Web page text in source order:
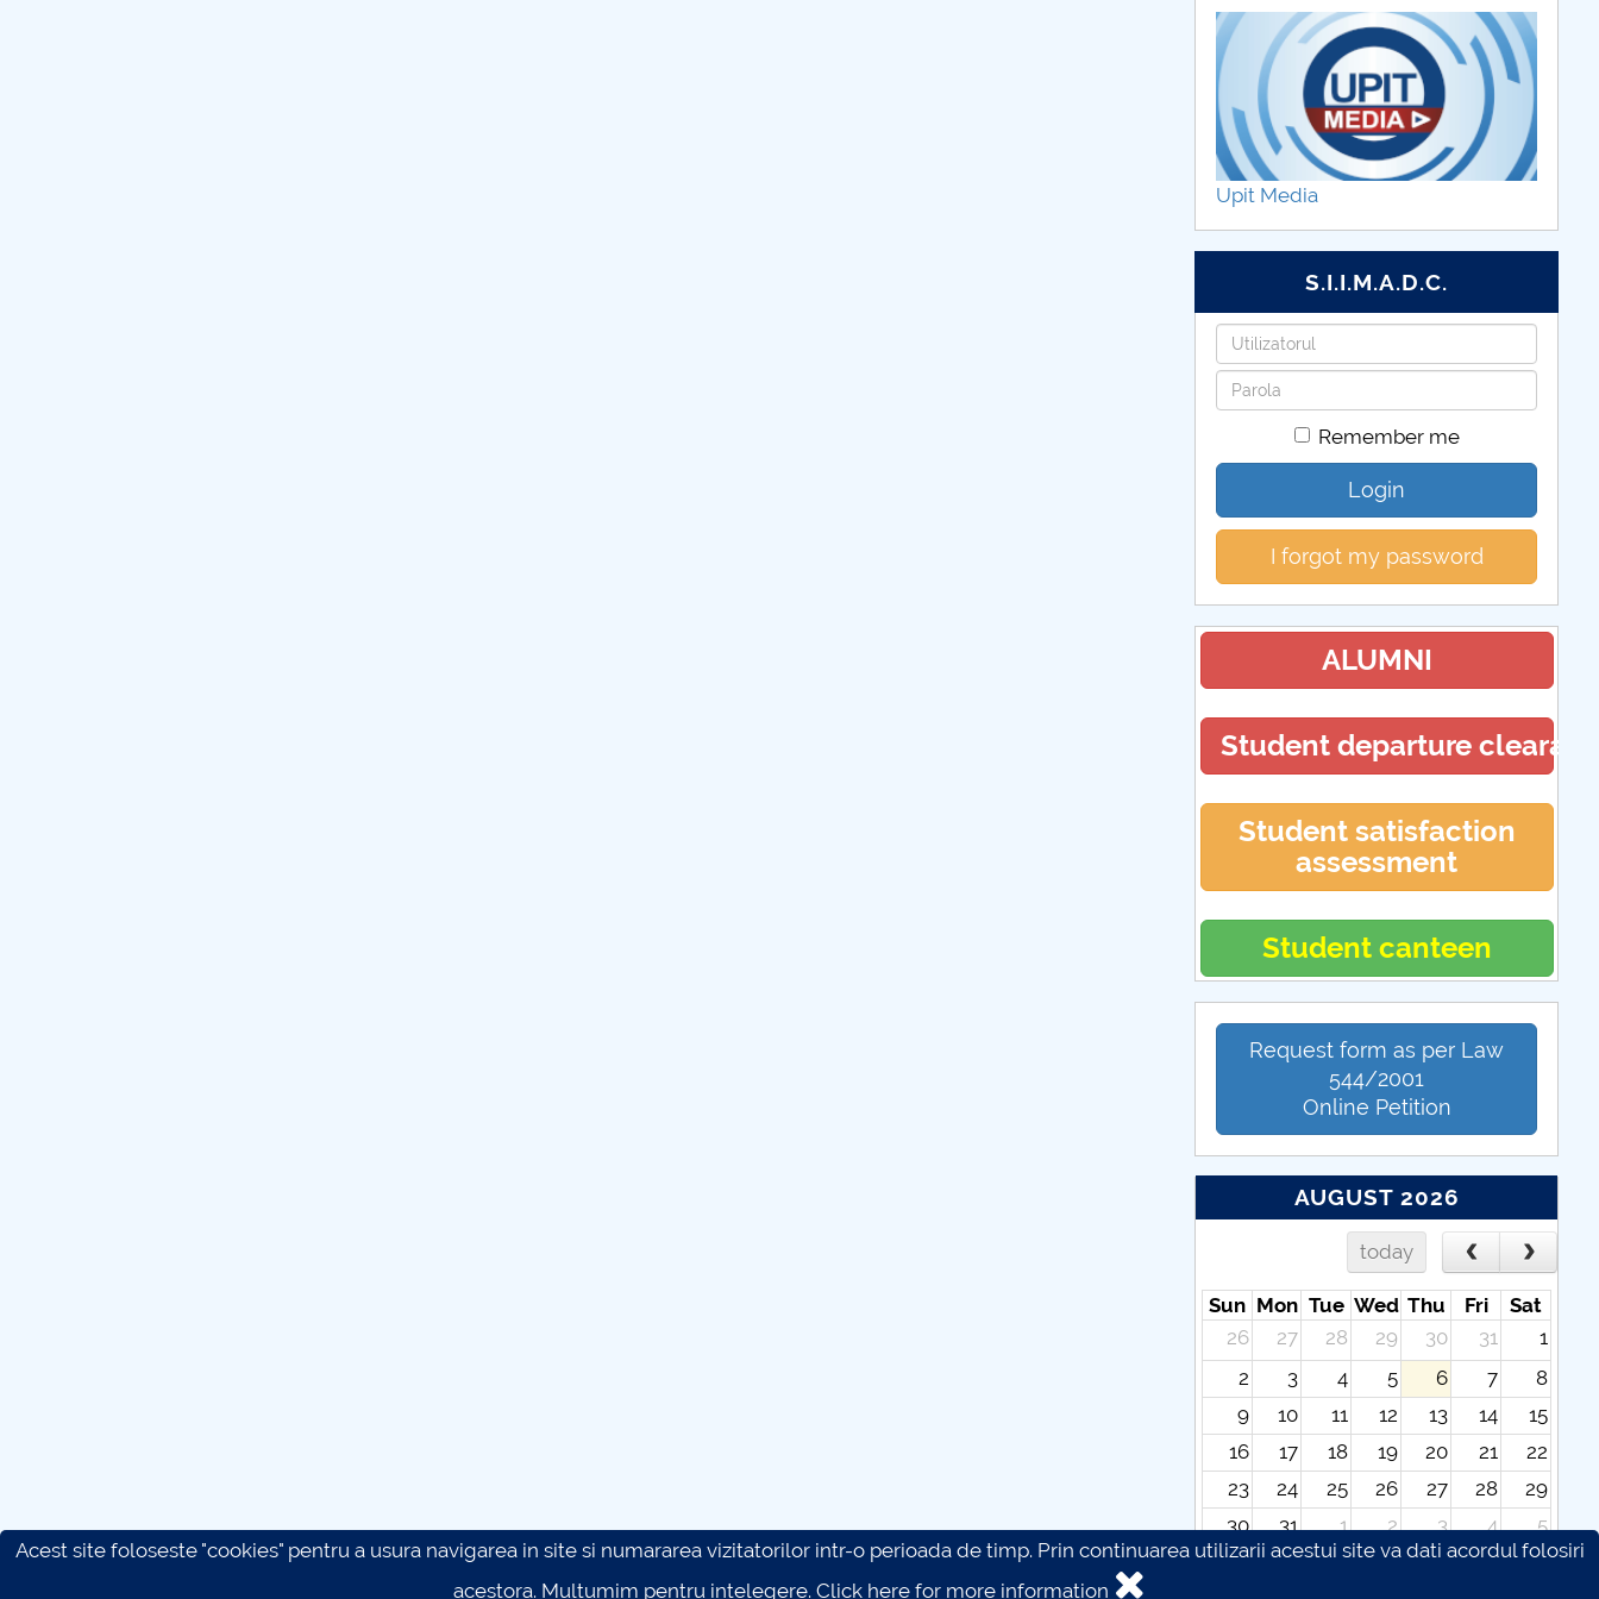
Upit Media
S.I.I.M.A.D.C.
Username
Password
Remember me
Login
I forgot my password
ALUMNI
Student departure
Student satisfaction
assessment
Student canteen
Request form as per Law
544/2001
Online Petition
AUGUST 2026
today
Sun Mon Tue Wed Thu Fri
Sat
26
27 28 29 30 31
1
2
3 4 5 6 7
8
9
10 11 12 13 14
15
16
17 18 19 20 21
22
23
24 25 26 27 28
29
30
31 1 2 3 4
5
Acest site foloseste "cookies" pentru a usura navigarea in site si numararea vizitatorilor intr-o perioada de timp. Prin continuarea utilizarii acestui site va dati acordul folosiri
acestora. Multumim pentru intelegere. Click here for more information